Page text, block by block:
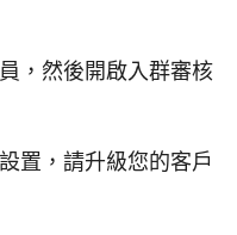
，然後開啟入群審核
置，請升級您的客戶